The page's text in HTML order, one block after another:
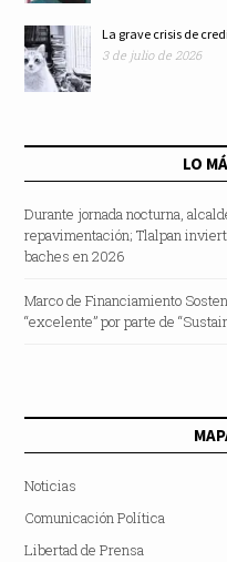
La grave crisis de
3 de julio de 2026
LO
Durante jornada nocturna,
repavimentación; Tlalpan
baches en 2026
Marco de Financiamiento
“excelente” por parte de
Noticias
Comunicación Política
Libertad de Prensa